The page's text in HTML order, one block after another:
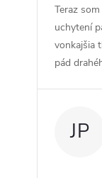
Teraz
uchytení
vonkajšia
pád
JP